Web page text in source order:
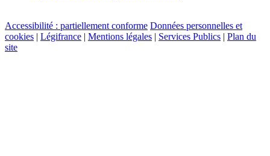
Accessibilité : partiellement conforme Données personnelles et
cookies | Légifrance | Mentions légales | Services Publics | Plan du
site